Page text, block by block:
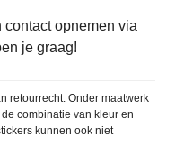
opnemen via
je graag!
retourrecht. Onder maatwerk
combinatie van kleur en
kunnen ook niet